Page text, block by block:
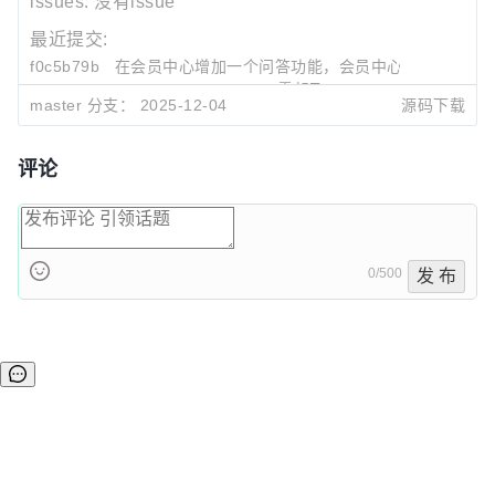
最近提交:
f0c5b79b
在会员中心增加一个问答功能，会员中心可以提问，
零起飞 2025-12-04 14:56
4732a9da
优化了会员中心代码，同时升级后台框架为最新的版
ba4d6cb0
master 分支： 2025-12-04 源码下载
评论
0/500 发 布